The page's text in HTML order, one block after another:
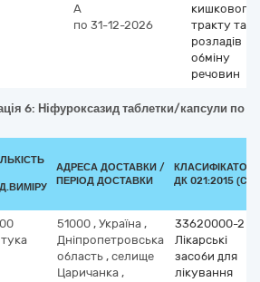
А
по 31-12-2026
кишкового
тракту та
розладів
обміну
речовин
6: Ніфуроксазид таблетки/капсули по
АДРЕСА ДОСТАВКИ /
ПЕРІОД ДОСТАВКИ
КЛАСИФІКАТОР
ДК 021:2015
51000 , Україна ,
Дніпропетровська
область , селище
Царичанка ,
33620000-2
Лікарські
засоби для
лікування